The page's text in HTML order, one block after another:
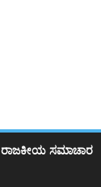
ರಾಜಕೀಯ ಸಮಾಚಾರ